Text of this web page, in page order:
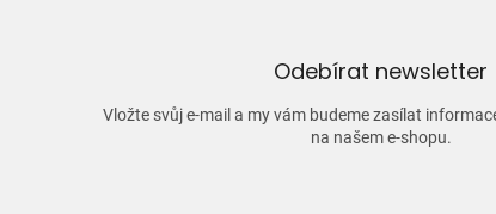
Odebírat newsletter
Vložte svůj e-mail a my vám budeme zasílat
na našem e-shopu.